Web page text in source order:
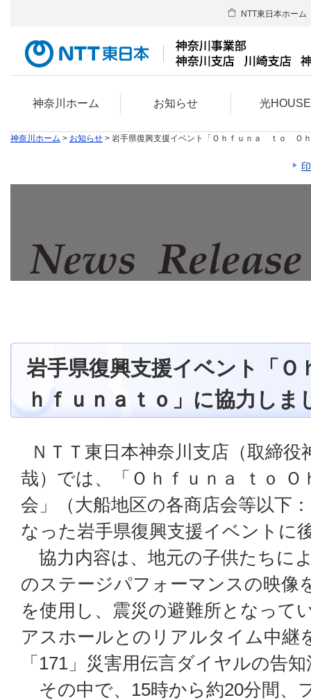
神奈川ホーム お知らせ 光HOUSE
NTT東日本ホーム
神奈川ホーム > お知らせ > 岩手県復興支援イベント「Ｏｈｆｕｎａ ｔｏ Ｏ
岩手県復興支援イベント「
ｈｆｕｎａｔｏ」に協力しま
ＮＴＴ東日本神奈川支店（取締役
哉）では、「Ｏｈｆｕｎａ ｔｏ Ｏ
会」（大船地区の各商店会等以下
なった岩手県復興支援イベントに
協力内容は、地元の子供たちに
のステージパフォーマンスの映像
を使用し、震災の避難所となって
アスホールとのリアルタイム中継
「171」災害用伝言ダイヤルの告
その中で、15時から約20分間、